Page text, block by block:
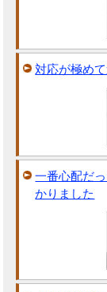
対応が極め
一番心配だ
かりました